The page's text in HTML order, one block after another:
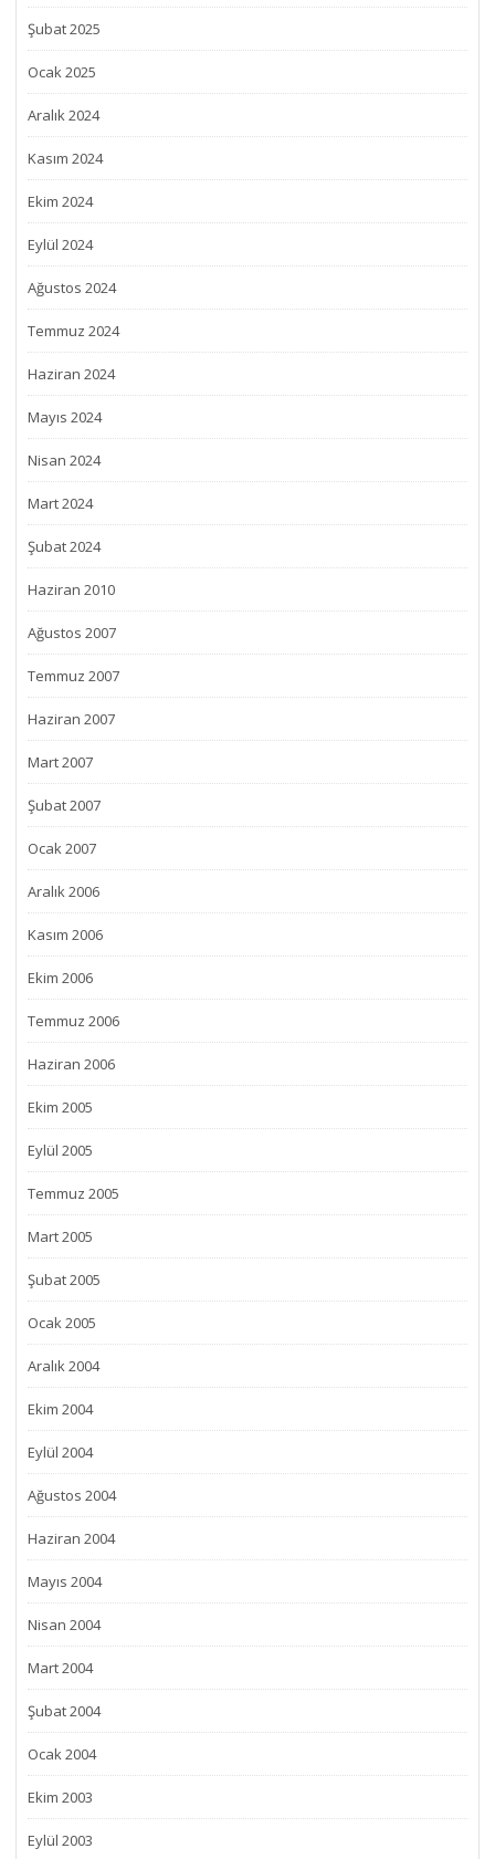
Şubat 2025
Ocak 2025
Aralık 2024
Kasım 2024
Ekim 2024
Eylül 2024
Ağustos 2024
Temmuz 2024
Haziran 2024
Mayıs 2024
Nisan 2024
Mart 2024
Şubat 2024
Haziran 2010
Ağustos 2007
Temmuz 2007
Haziran 2007
Mart 2007
Şubat 2007
Ocak 2007
Aralık 2006
Kasım 2006
Ekim 2006
Temmuz 2006
Haziran 2006
Ekim 2005
Eylül 2005
Temmuz 2005
Mart 2005
Şubat 2005
Ocak 2005
Aralık 2004
Ekim 2004
Eylül 2004
Ağustos 2004
Haziran 2004
Mayıs 2004
Nisan 2004
Mart 2004
Şubat 2004
Ocak 2004
Ekim 2003
Eylül 2003